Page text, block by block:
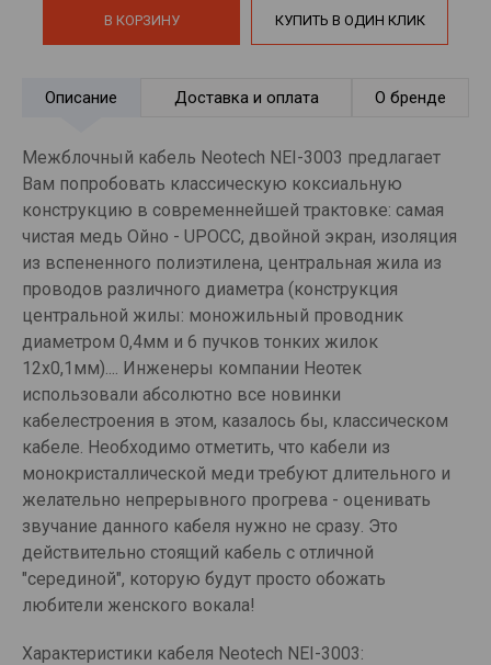
В КОРЗИНУ КУПИТЬ В ОДИН КЛИК
Описание Доставка и оплата О бренде
Межблочный кабель Neotech NEI-3003 предлагает
Вам попробовать классическую коксиальную
конструкцию в современнейшей трактовке: самая
чистая медь Ойно - UPOCC, двойной экран, изоляция
из вспененного полиэтилена, центральная жила из
проводов различного диаметра (конструкция
центральной жилы: моножильный проводник
диаметром 0,4мм и 6 пучков тонких жилок
12х0,1мм).... Инженеры компании Неотек
использовали абсолютно все новинки
кабелестроения в этом, казалось бы, классическом
кабеле. Необходимо отметить, что кабели из
монокристаллической меди требуют длительного и
желательно непрерывного прогрева - оценивать
звучание данного кабеля нужно не сразу. Это
действительно стоящий кабель с отличной
"серединой", которую будут просто обожать
любители женского вокала!
Характеристики кабеля Neotech NEI-3003: